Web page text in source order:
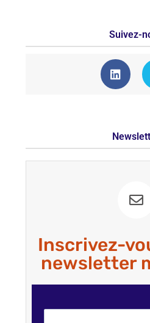
Suivez-
Inscrivez-
newsletter